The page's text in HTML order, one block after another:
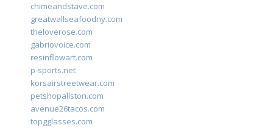
chimeandstave.com
greatwallseafoodny.com
theloverose.com
gabriovoice.com
resinflowart.com
p-sports.net
korsairstreetwear.com
petshopallston.com
avenue26tacos.com
topgglasses.com